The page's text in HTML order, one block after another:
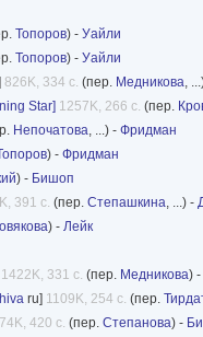
Топоров) - Уайли
Топоров) - Уайли
826K, 334 с. (пер. Медникова,
Star] 1257K, 266 с. (пер.
Непочатова, ...) - Фридман
) - Фридман
) - Бишоп
391 с. (пер. Степашкина, ...) -
) - Лейк
1422K, 331 с. (пер. Медникова) -
ru] 1109K, 254 с. (пер.
420 с. (пер. Степанова) -